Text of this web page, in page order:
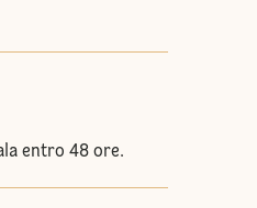
entro 48 ore.